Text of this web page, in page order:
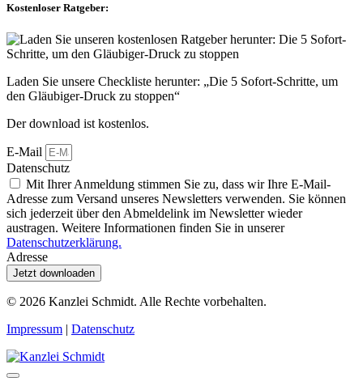
Kostenloser Ratgeber:
Laden Sie unsere Checkliste herunter: „Die 5 Sofort-Schritte, um
den Gläubiger-Druck zu stoppen“
Der download ist kostenlos.
E-Mail
Datenschutz
Mit Ihrer Anmeldung stimmen Sie zu, dass wir Ihre E-Mail-
Adresse zum Versand unseres Newsletters verwenden. Sie können
sich jederzeit über den Abmeldelink im Newsletter wieder
austragen. Weitere Informationen finden Sie in unserer
Datenschutzerklärung.
Adresse
Jetzt downloaden
© 2026 Kanzlei Schmidt. Alle Rechte vorbehalten.
Impressum | Datenschutz